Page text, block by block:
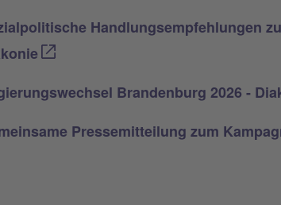
Handlungsempfehlungen
Brandenburg 2026 -
Pressemitteilung zum